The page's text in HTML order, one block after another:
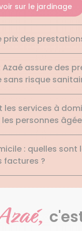
sur le jardinage
prix des
assure des
sans risque
les services à
personnes
: quelles sont
factures ?